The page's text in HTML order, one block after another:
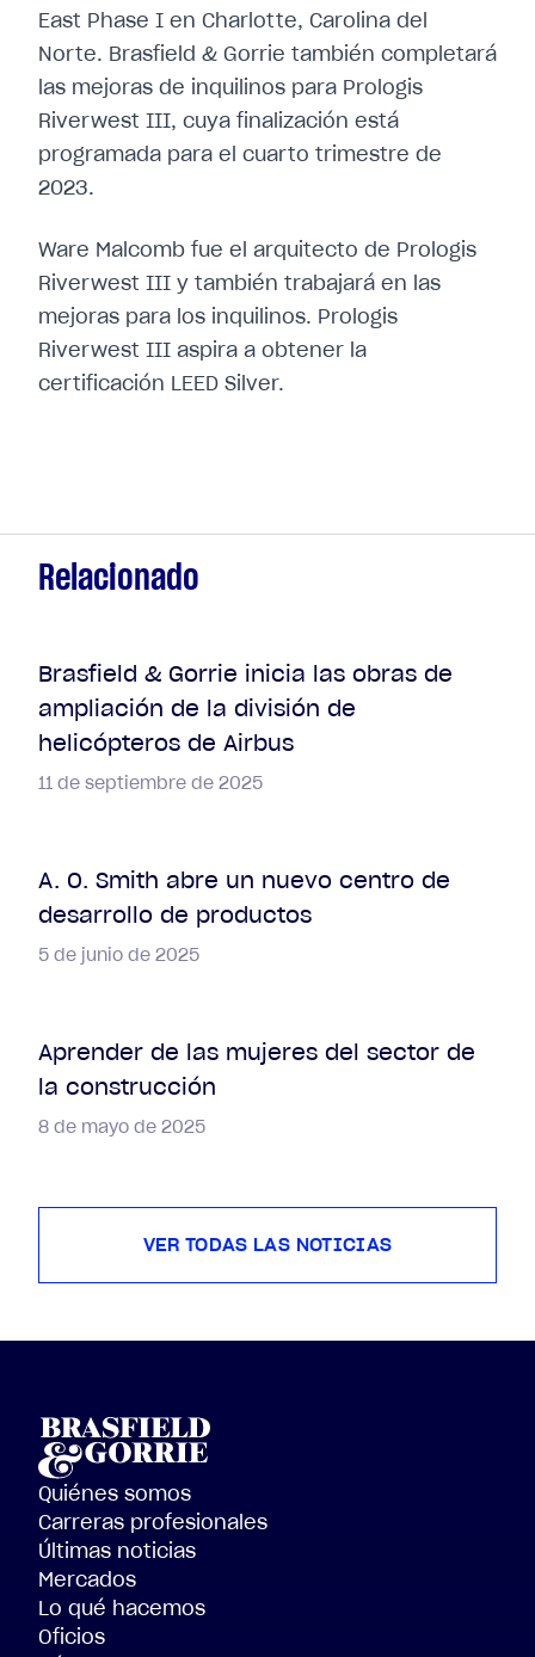
East Phase I en Charlotte, Carolina del
Norte. Brasfield & Gorrie también completará
las mejoras de inquilinos para Prologis
Riverwest III, cuya finalización está
programada para el cuarto trimestre de
2023.
Ware Malcomb fue el arquitecto de Prologis
Riverwest III y también trabajará en las
mejoras para los inquilinos. Prologis
Riverwest III aspira a obtener la
certificación LEED Silver.
Relacionado
Brasfield & Gorrie inicia las obras de
ampliación de la división de
helicópteros de Airbus
11 de septiembre de 2025
A. O. Smith abre un nuevo centro de
desarrollo de productos
5 de junio de 2025
Aprender de las mujeres del sector de
la construcción
8 de mayo de 2025
VER TODAS LAS NOTICIAS
Quiénes somos
Carreras profesionales
Últimas noticias
Mercados
Lo qué hacemos
Oficios